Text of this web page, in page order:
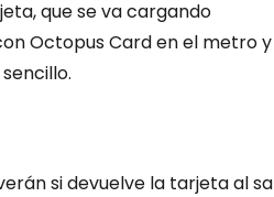
que se va cargando
Octopus Carden el metro
si devuelve la tarjeta al